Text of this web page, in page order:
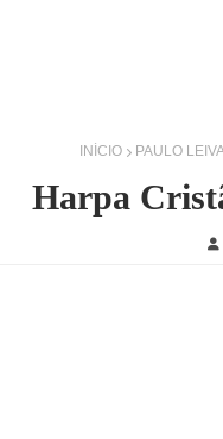
INÍCIO PAULO
Harpa